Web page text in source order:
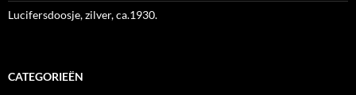
Lucifersdoosje, zilver, ca.1930.
CATEGORIEËN